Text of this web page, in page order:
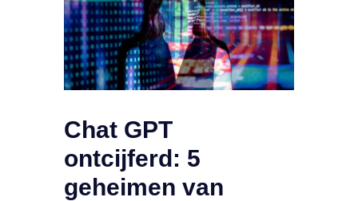
Chat GPT
ontcijferd: 5
geheimen van